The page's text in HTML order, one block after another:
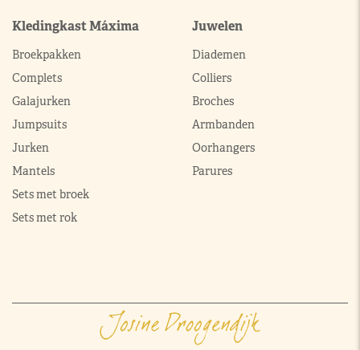
Kledingkast Máxima
Broekpakken
Complets
Galajurken
Jumpsuits
Jurken
Mantels
Sets met broek
Sets met rok
Juwelen
Diademen
Colliers
Broches
Armbanden
Oorhangers
Parures